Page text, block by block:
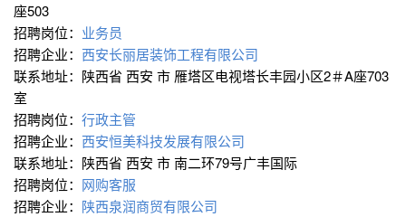
座503
招聘岗位： 业务员
招聘企业： 西安长丽居装饰工程有限公司
联系地址：陕西省 西安 市 雁塔区电视塔长丰园小区2＃A座703
室
招聘岗位： 行政主管
招聘企业： 西安恒美科技发展有限公司
联系地址：陕西省 西安 市 南二环79号广丰国际
招聘岗位： 网购客服
招聘企业： 陕西泉润商贸有限公司